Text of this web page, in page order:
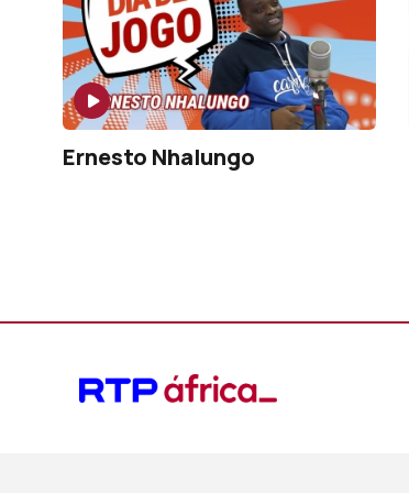
Ernesto Nhalungo